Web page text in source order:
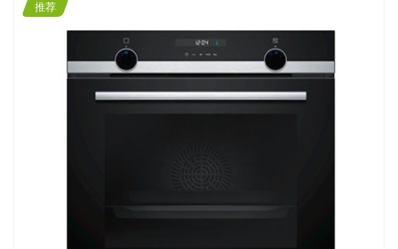
推荐